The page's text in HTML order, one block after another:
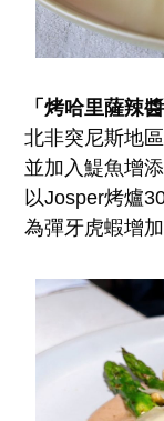
「烤哈里薩辣
北非突尼斯地
並加入鯷魚增
以Josper烤爐
為彈牙虎蝦增